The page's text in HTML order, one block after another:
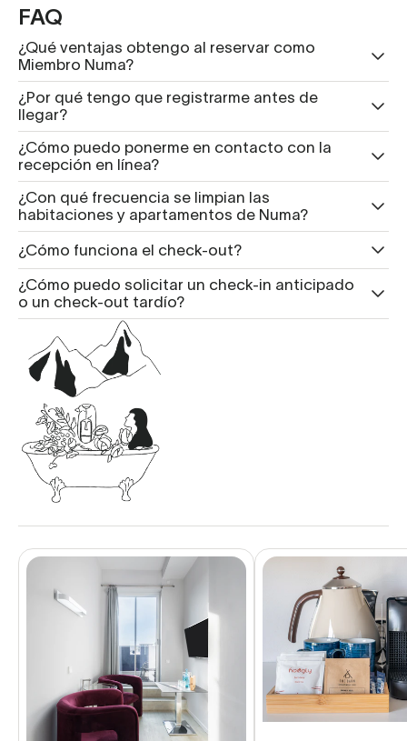
FAQ
¿Qué ventajas obtengo al reservar como
Miembro Numa?
¿Por qué tengo que registrarme antes de
llegar?
¿Cómo puedo ponerme en contacto con la
recepción en línea?
¿Con qué frecuencia se limpian las
habitaciones y apartamentos de Numa?
¿Cómo funciona el check-out?
¿Cómo puedo solicitar un check-in anticipado
o un check-out tardío?